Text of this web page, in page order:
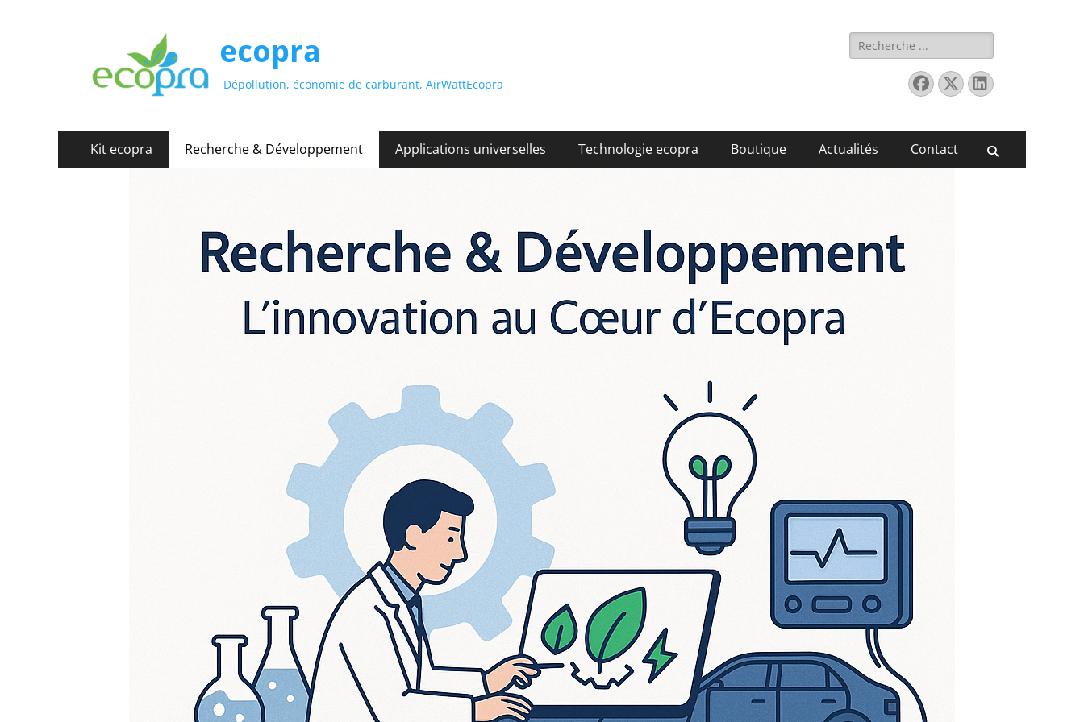
ecopra
Dépollution, économie de carburant, AirWattEcopra
Rechercher :
Facebook
X
Twitter
Linkedin
Menu
principal
Aller
Kit ecopra Recherche & Développement Applications universelles Technologie ecopra Boutique Actualités Contact